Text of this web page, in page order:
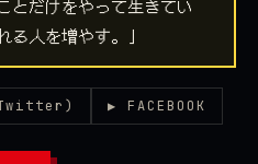
とだけをやって生きてい
る人を増やす。」
▶ FACEBOOK